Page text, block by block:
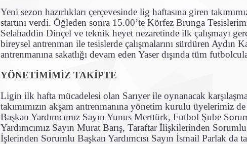
Yeni sezon hazırlıkları çerçevesinde lig haftasına giren
startını verdi. Öğleden sonra 15.00’te Körfez Brunga
Selahaddin Dinçel ve teknik heyet nezaretinde ilk çalışmayı
bireysel antrenman ile tesislerde çalışmalarını sürdüren
antrenmanına sakatlığı devam eden Yaser dışında tüm
YÖNETİMİMİZ TAKİPTE
Ligin ilk hafta mücadelesi olan Sarıyer ile oynanacak
takımımızın akşam antrenmanına yönetim kurulu üyelerimiz
Başkan Yardımcımız Sayın Yunus Merttürk, Futbol Şube
Yardımcımız Sayın Murat Barış, Taraftar İlişkilerinden
İşlerinden Sorumlu Başkan Yardımcısı Sayın İsmail Parlak da